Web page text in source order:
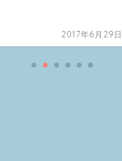
2017年6月29日